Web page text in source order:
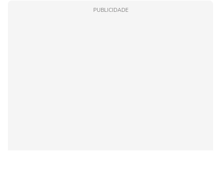
PUBLICIDADE